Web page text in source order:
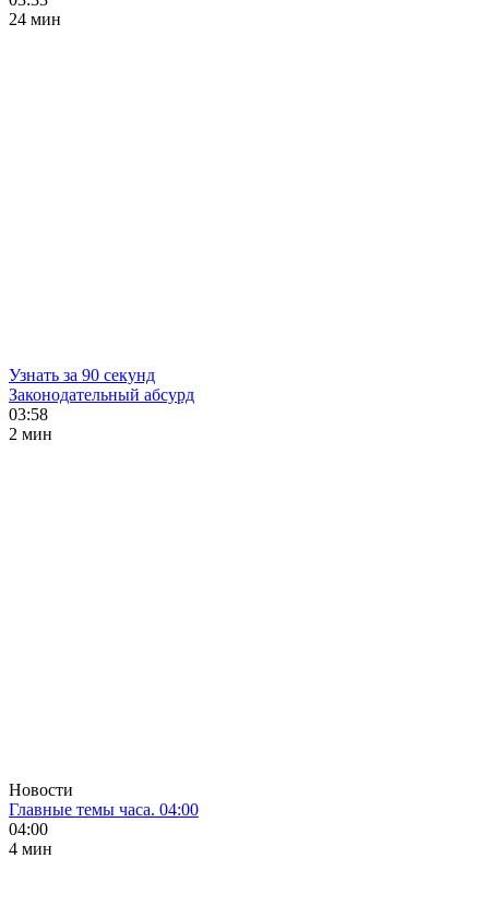
24 мин
Узнать за 90 секунд
Законодательный абсурд
03:58
2 мин
Новости
Главные темы часа. 04:00
04:00
4 мин